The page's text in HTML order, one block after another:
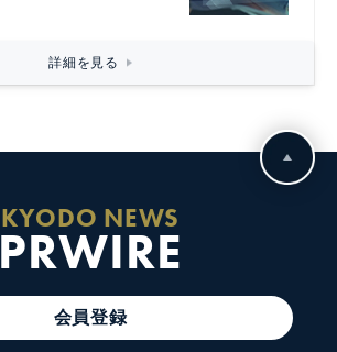
詳細を見る
KYODO NEWS
PRWIRE
会員登録